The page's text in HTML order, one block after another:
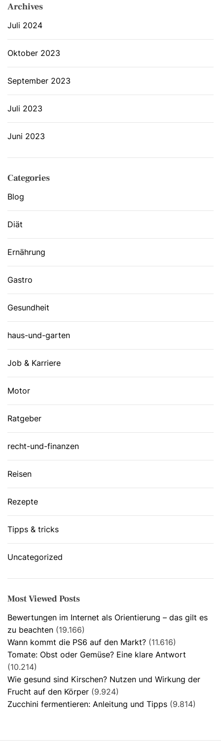
Archives
Juli 2024
Oktober 2023
September 2023
Juli 2023
Juni 2023
Categories
Blog
Diät
Ernährung
Gastro
Gesundheit
haus-und-garten
Job & Karriere
Motor
Ratgeber
recht-und-finanzen
Reisen
Rezepte
Tipps & tricks
Uncategorized
Most Viewed Posts
Bewertungen im Internet als Orientierung – das gilt es
zu beachten (19.166)
Wann kommt die PS6 auf den Markt? (11.616)
Tomate: Obst oder Gemüse? Eine klare Antwort
(10.214)
Wie gesund sind Kirschen? Nutzen und Wirkung der
Frucht auf den Körper (9.924)
Zucchini fermentieren: Anleitung und Tipps (9.814)